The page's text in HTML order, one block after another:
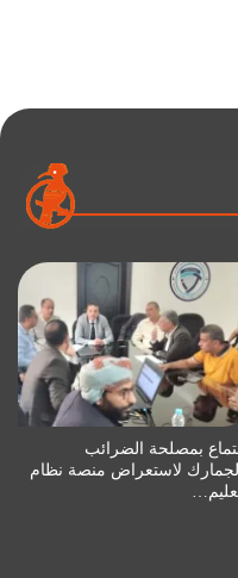
بمصلحة الضرائب
لاستعراض منصة نظام